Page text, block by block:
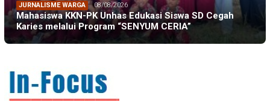
JURNALISME WARGA 08/08/2026
Mahasiswa KKN-PK Unhas Edukasi Siswa SD Cegah
Karies melalui Program “SENYUM CERIA”